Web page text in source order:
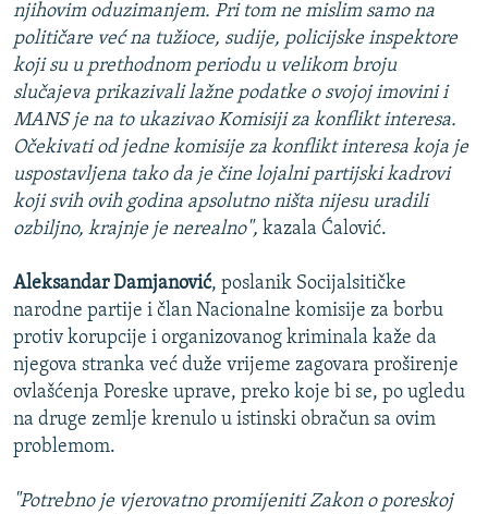
njihovim oduzimanjem. Pri tom ne mislim samo na
političare već na tužioce, sudije, policijske inspektore
koji su u prethodnom periodu u velikom broju
slučajeva prikazivali lažne podatke o svojoj imovini i
MANS je na to ukazivao Komisiji za konflikt interesa.
Očekivati od jedne komisije za konflikt interesa koja je
uspostavljena tako da je čine lojalni partijski kadrovi
koji svih ovih godina apsolutno ništa nijesu uradili
ozbiljno, krajnje je nerealno", kazala Ćalović.
Aleksandar Damjanović, poslanik Socijalsitičke
narodne partije i član Nacionalne komisije za borbu
protiv korupcije i organizovanog kriminala kaže da
njegova stranka već duže vrijeme zagovara proširenje
ovlašćenja Poreske uprave, preko koje bi se, po ugledu
na druge zemlje krenulo u istinski obračun sa ovim
problemom.
"Potrebno je vjerovatno promijeniti Zakon o poreskoj